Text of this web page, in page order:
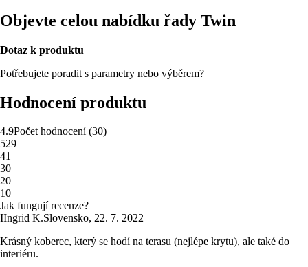
Objevte celou nabídku řady Twin
Dotaz k produktu
Potřebujete poradit s parametry nebo výběrem?
Hodnocení produktu
4.9Počet hodnocení(30)
529
41
30
20
10
Jak fungují recenze?
IIngrid K.Slovensko, 22. 7. 2022
Krásný koberec, který se hodí na terasu (nejlépe krytu), ale také do
interiéru.